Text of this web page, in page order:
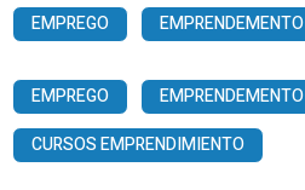
EMPREGO EMPRENDEMENTO
EMPREGO
EMPRENDEMENTO
CURSOS EMPRENDIMIENTO